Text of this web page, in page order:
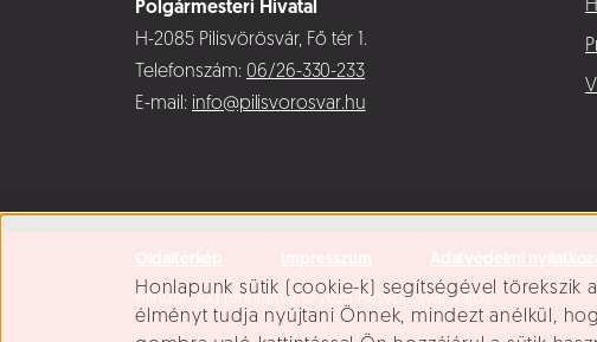
Süti beállítások
Honlapunk sütik (cookie-k) segítségével törekszik
élményt tudja nyújtani Önnek, mindezt anélkül,
Polgármesteri Hivatal
H-2085 Pilisvörösvár, Fő tér 1.
Telefonszám: 06/26-330-233
E-mail: info@pilisvorosvar.hu
Minden jog fenntartva © 2026 Pilisvörösvár Város